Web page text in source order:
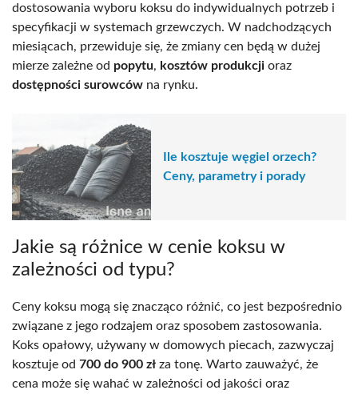
dostosowania wyboru koksu do indywidualnych potrzeb i
specyfikacji w systemach grzewczych. W nadchodzących
miesiącach, przewiduje się, że zmiany cen będą w dużej
mierze zależne od popytu, kosztów produkcji oraz
dostępności surowców na rynku.
Ile kosztuje węgiel orzech?
Ceny, parametry i porady
Jakie są różnice w cenie koksu w
zależności od typu?
Ceny koksu mogą się znacząco różnić, co jest bezpośrednio
związane z jego rodzajem oraz sposobem zastosowania.
Koks opałowy, używany w domowych piecach, zazwyczaj
kosztuje od 700 do 900 zł za tonę. Warto zauważyć, że
cena może się wahać w zależności od jakości oraz